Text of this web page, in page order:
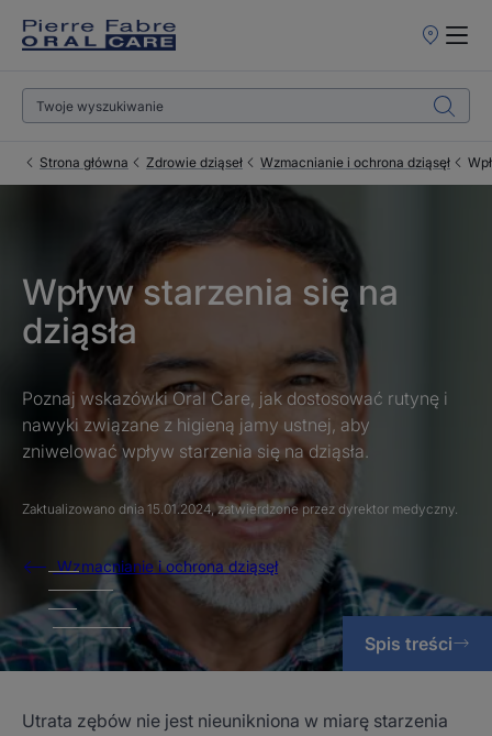
Punkty
Strona główna Zdrowie dziąseł Wzmacnianie i ochrona dziąsęł
Wpływ starzenia się na
dziąsła
Poznaj wskazówki Oral Care, jak dostosować rutynę i
nawyki związane z higieną jamy ustnej, aby
zniwelować wpływ starzenia się na dziąsła.
Zaktualizowano dnia 15.01.2024, zatwierdzone przez dyrektor medyczny.
Wzmacnianie i ochrona dziąsęł
Spis treści
Utrata zębów nie jest nieunikniona w miarę starzenia